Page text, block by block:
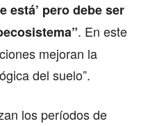
está’ pero debe ser
. En este
mejoran la
del suelo”.
los períodos de